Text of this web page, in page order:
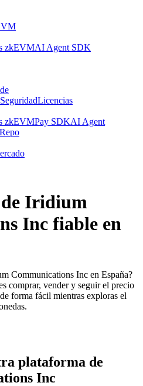
zkEVMAI Agent SDK
SeguridadLicencias
zkEVMPay SDKAI Agent
Iridium
Inc fiable en
Communications Inc en España?
comprar, vender y seguir el precio
forma fácil mientras exploras el
plataforma de
Inc